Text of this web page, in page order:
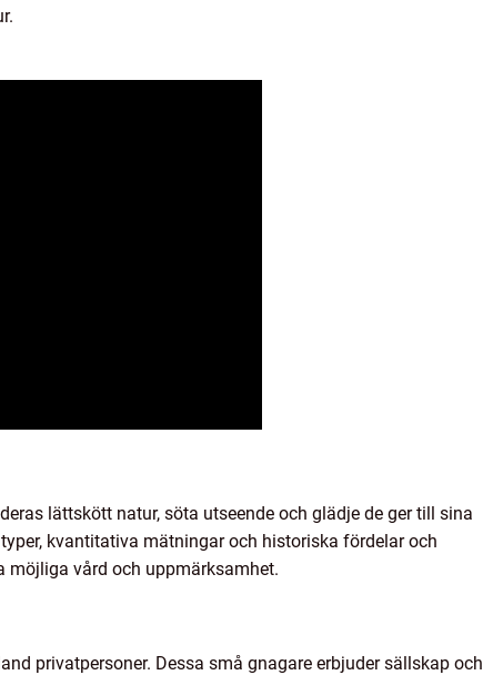
lättskött natur, söta utseende och glädje de ger till sina
kvantitativa mätningar och historiska fördelar och
möjliga vård och uppmärksamhet.
privatpersoner. Dessa små gnagare erbjuder sällskap och